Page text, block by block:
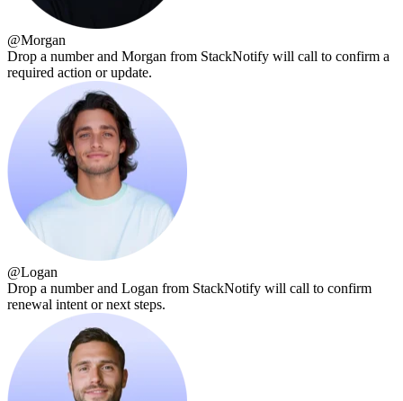
@Morgan
Drop a number and Morgan from StackNotify will call to confirm a
required action or update.
@Logan
Drop a number and Logan from StackNotify will call to confirm
renewal intent or next steps.